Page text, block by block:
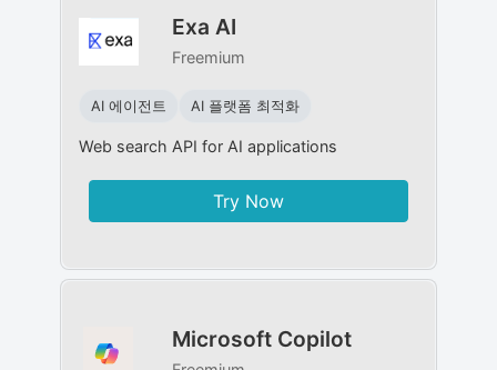
Exa AI
Freemium
AI 에이전트 AI 플랫폼 최적화
Web search API for AI applications
Try Now
Microsoft Copilot